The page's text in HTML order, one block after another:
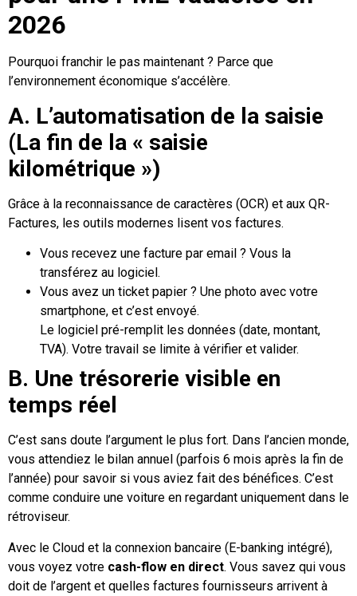
2026
Pourquoi franchir le pas maintenant ? Parce que
l’environnement économique s’accélère.
A. L’automatisation de la saisie
(La fin de la « saisie
kilométrique »)
Grâce à la reconnaissance de caractères (OCR) et aux QR-
Factures, les outils modernes lisent vos factures.
Vous recevez une facture par email ? Vous la
transférez au logiciel.
Vous avez un ticket papier ? Une photo avec votre
smartphone, et c’est envoyé.
Le logiciel pré-remplit les données (date, montant,
TVA). Votre travail se limite à vérifier et valider.
B. Une trésorerie visible en
temps réel
C’est sans doute l’argument le plus fort. Dans l’ancien monde,
vous attendiez le bilan annuel (parfois 6 mois après la fin de
l’année) pour savoir si vous aviez fait des bénéfices. C’est
comme conduire une voiture en regardant uniquement dans le
rétroviseur.
Avec le Cloud et la connexion bancaire (E-banking intégré),
vous voyez votre cash-flow en direct. Vous savez qui vous
doit de l’argent et quelles factures fournisseurs arrivent à